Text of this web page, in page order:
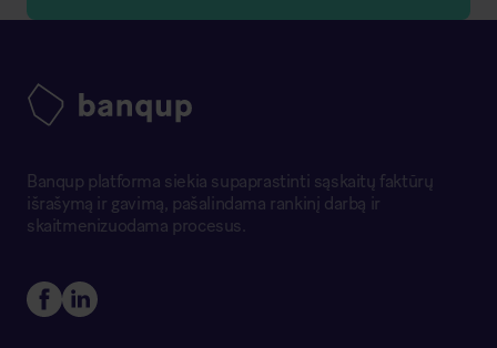
Banqup platforma siekia supaprastinti sąskaitų faktūrų
išrašymą ir gavimą, pašalindama rankinį darbą ir
skaitmenizuodama procesus.